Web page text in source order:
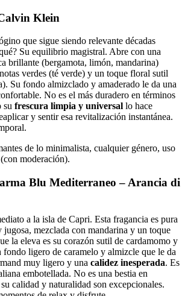
Klein
que sigue siendo relevante décadas
Su equilibrio magistral. Abre con una
brillante (bergamota, limón, mandarina)
verdes (té verde) y un toque floral sutil
Su fondo almizclado y amaderado le da una
No es el más duradero en términos
su frescura limpia y universal lo hace
y sentir esa revitalización instantánea.
de lo minimalista, cualquier género, uso
moderación).
Blu Mediterraneo – Arancia di
a la isla de Capri. Esta fragancia es pura
jugosa, mezclada con mandarina y un toque
la eleva es su corazón sutil de cardamomo y
ligero de caramelo y almizcle que le da
muy ligero y una calidez inesperada. Es
embotellada. No es una bestia en
calidad y naturalidad son excepcionales.